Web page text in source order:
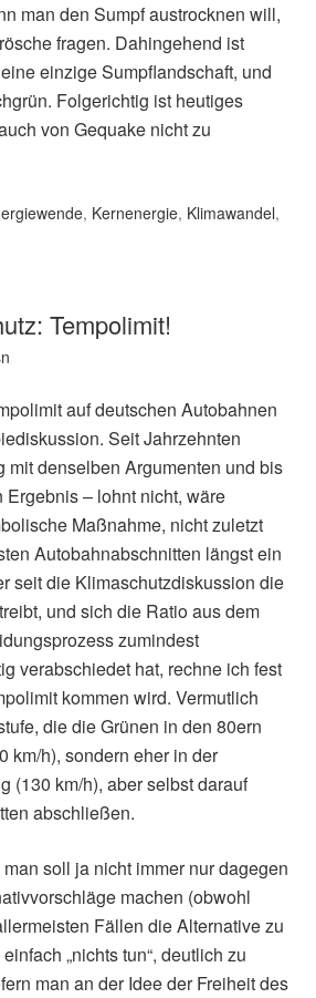
man den Sumpf austrocknen will,
fragen. Dahingehend ist
einzige Sumpflandschaft, und
Folgerichtig ist heutiges
von Gequake nicht zu
, Kernenergie, Klimawandel,
Tempolimit!
auf deutschen Autobahnen
Seit Jahrzehnten
mit denselben Argumenten und bis
Ergebnis – lohnt nicht, wäre
Maßnahme, nicht zuletzt
Autobahnabschnitten längst ein
seit die Klimaschutzdiskussion die
und sich die Ratio aus dem
zumindest
verabschiedet hat, rechne ich fest
kommen wird. Vermutlich
die die Grünen in den 80ern
km/h), sondern eher in der
(130 km/h), aber selbst darauf
abschließen.
soll ja nicht immer nur dagegen
machen (obwohl
Fällen die Alternative zu
„nichts tun“, deutlich zu
man an der Idee der Freiheit des